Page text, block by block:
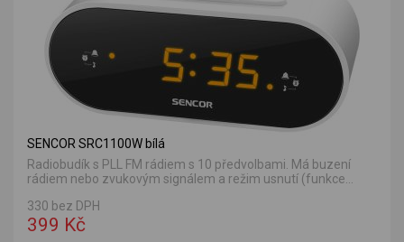
SENCOR SRC1100W bílá
Radiobudík s PLL FM rádiem s 10 předvolbami. Má buzení
rádiem nebo zvukovým signálem a režim usnutí (funkce...
330 bez DPH
399 Kč